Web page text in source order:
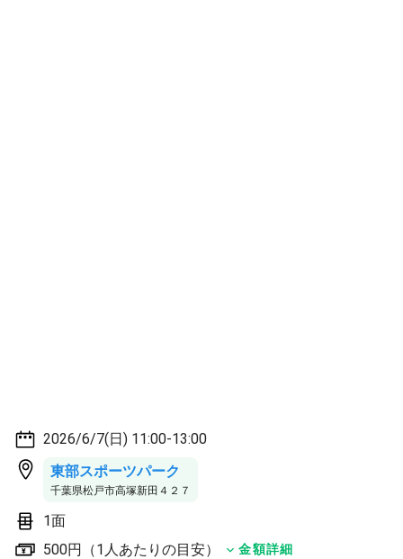
2026/6/7(日) 11:00-13:00
東部スポーツパーク
千葉県松戸市高塚新田４２７
1面
500円（1人あたりの目安）
金額詳細